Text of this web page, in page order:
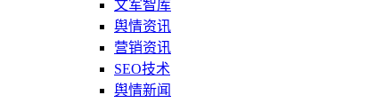
文军智库
舆情资讯
营销资讯
SEO技术
舆情新闻